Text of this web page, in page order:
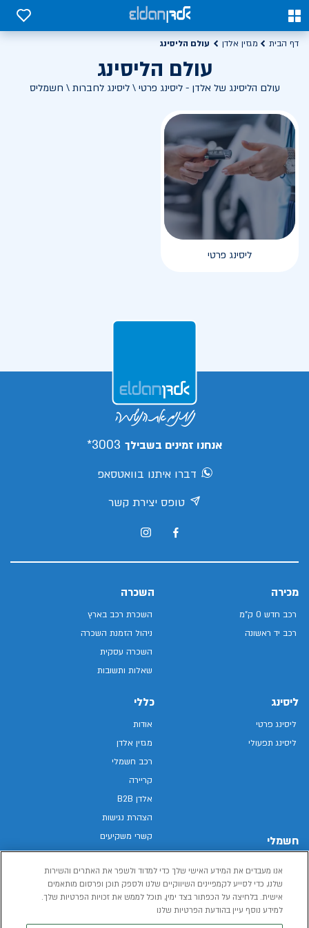
0
0
דף הבית מגזין אלדן עולם הליסינג
עולם הליסינג
עולם הליסינג של אלדן - ליסינג פרטי \ ליסינג לחברות \ חשמליס
ליסינג פרטי
אנחנו זמינים בשבילך 3003*
דברו איתנו בוואטסאפ
טופס יצירת קשר
מכירה
רכב חדש 0 ק"מ
רכב יד ראשונה
השכרה
השכרת רכב בארץ
ניהול הזמנת השכרה
השכרה עסקית
שאלות ותשובות
ליסינג
ליסינג פרטי
ליסינג תפעולי
חשמלי
רכב חשמלי
הכל על רכב חשמלי
כללי
אודות
מגזין אלדן
רכב חשמלי
קריירה
אלדן B2B
הצהרת נגישות
קשרי משקיעים
מפת האתר
מדיניות פרטיות
תנאי שימוש
אנו מעבדים את המידע האישי שלך כדי למדוד ולשפר את האתרים והשירות
שלנו, כדי לסייע לקמפיינים השיווקיים שלנו ולספק תוכן ופרסום מותאמים
אישית. בלחיצה על הכפתור בצד ימין, תוכל לממש את זכויות הפרטיות שלך.
למידע נוסף עיין בהודעת הפרטיות שלנו